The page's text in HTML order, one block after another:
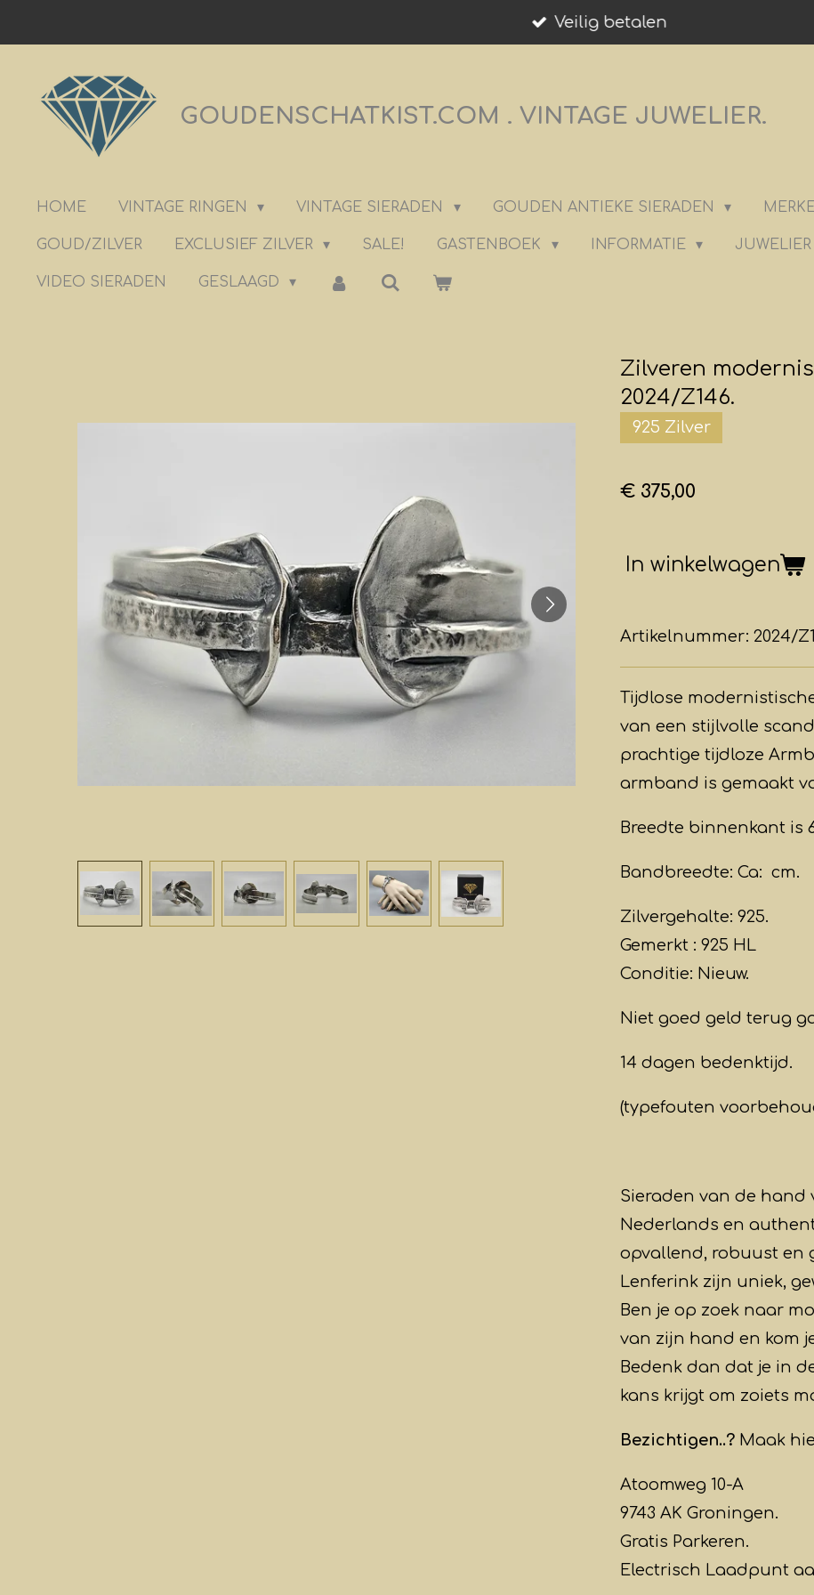
hoofdinhoud
Veilig betalen
GOUDENSCHATKIST.COM . VINTAGE JUWELIER.
HOME VINTAGE RINGEN VINTAGE SIERADEN GOUDEN ANTIEKE SIERADEN
GOUD/ZILVER EXCLUSIEF ZILVER SALE! GASTENBOEK INFORMATIE
VIDEO SIERADEN GESLAAGD
Zilveren
2024/Z146.
925 Zilver
€ 375,00
In winkelwagen
Artikelnummer: 2024/
Tijdlose
van een stijlvolle
prachtige tijdloze
armband is gemaakt
Breedte binnenkant is
Bandbreedte: Ca: cm.
Zilvergehalte: 925.
Gemerkt : 925 HL
Conditie: Nieuw.
Niet goed geld terug
14 dagen bedenktijd.
(typefouten
Sieraden van de hand
Nederlands en
opvallend, robuust en
Lenferink zijn uniek,
Ben je op zoek naar
van zijn hand en kom
Bedenk dan dat je in
kans krijgt om zoiets
Bezichtigen..? Maak
Atoomweg 10-A
9743 AK Groningen.
Gratis Parkeren.
Electrisch Laadpunt